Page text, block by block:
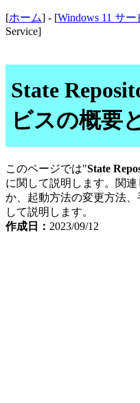
[ホーム] - [Windows 11 サ
Service]
State
ビスの概要
このページでは"State
に関して説明します。関
か、起動方法の変更方法
して説明します。
作成日： 2023/09/12